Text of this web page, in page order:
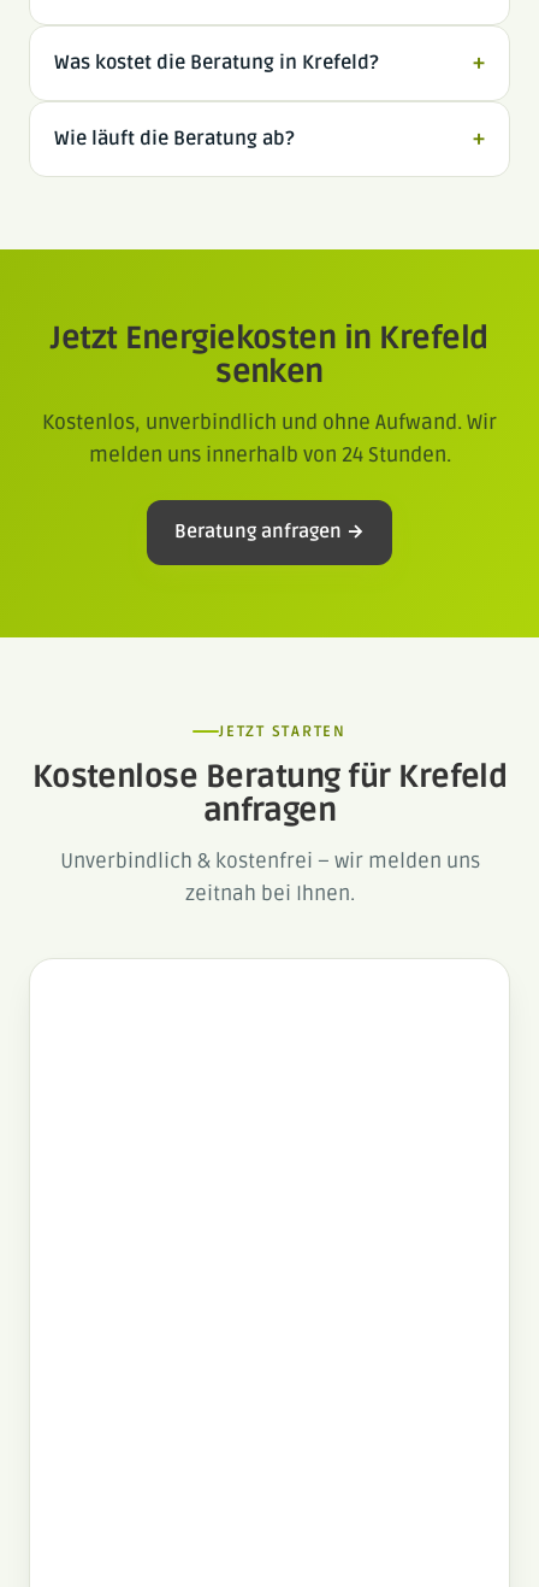
Was kostet die Beratung in Krefeld? +
Wie läuft die Beratung ab? +
Jetzt Energiekosten in Krefeld
senken
Kostenlos, unverbindlich und ohne Aufwand. Wir
melden uns innerhalb von 24 Stunden.
Beratung anfragen →
JETZT STARTEN
Kostenlose Beratung für Krefeld
anfragen
Unverbindlich & kostenfrei – wir melden uns
zeitnah bei Ihnen.